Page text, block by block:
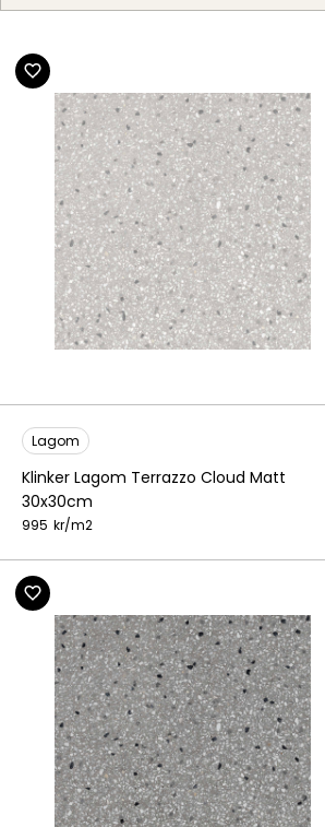
Lagom
Klinker Lagom Terrazzo Cloud Matt
30x30cm
995 kr/m2